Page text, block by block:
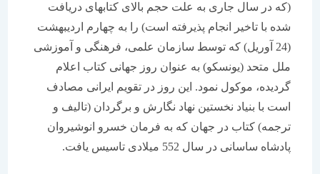
(که در سال جاری به علت حجم بالای کتابهای دریافت
شده با تاخیر انجام پذیرفته است) را به چهارم اردیبهشت
(24 آوریل) که توسط سازمان علمی، فرهنگی و آموزشی
ملل متحد (یونسکو) به عنوان روز جهانی کتاب اعلام
گردیده، موکول نمود. این روز در تقویم ایرانی مصادف
است با بنیاد نخستین نهاد نگارش و برگردان (تالیف و
ترجمه) کتاب در جهان که به فرمان خسرو انوشیروان
پادشاه ساسانی در سال 552 میلادی تاسیس یافت.